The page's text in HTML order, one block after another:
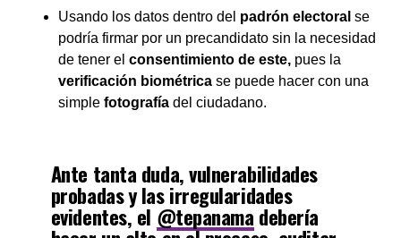
Usando los datos dentro del padrón electoral se
podría firmar por un precandidato sin la necesidad
de tener el consentimiento de este, pues la
verificación biométrica se puede hacer con una
simple fotografía del ciudadano.
Ante tanta duda, vulnerabilidades
probadas y las irregularidades
evidentes, el @tepanama debería